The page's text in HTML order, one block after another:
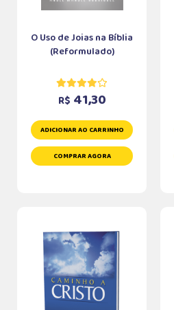
O Uso de Joias na Bíblia
(Reformulado)
R$ 41,30
ADICIONAR AO CARRINHO
COMPRAR AGORA